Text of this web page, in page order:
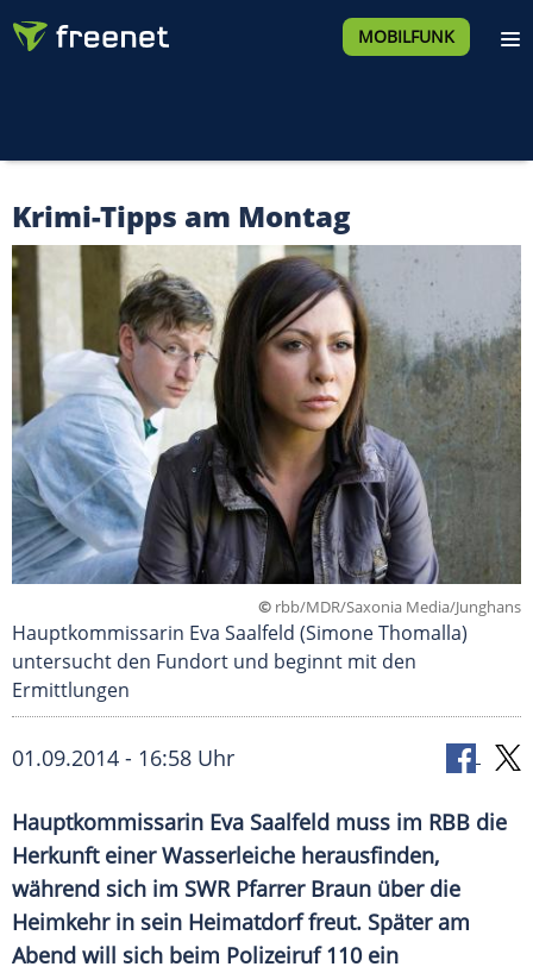
MOBILFUNK
Krimi-Tipps am Montag
© rbb/MDR/Saxonia Media/Junghans
Hauptkommissarin Eva Saalfeld (Simone Thomalla)
untersucht den Fundort und beginnt mit den
Ermittlungen
01.09.2014 - 16:58 Uhr
Hauptkommissarin Eva Saalfeld muss im RBB die
Herkunft einer Wasserleiche herausfinden,
während sich im SWR Pfarrer Braun über die
Heimkehr in sein Heimatdorf freut. Später am
Abend will sich beim Polizeiruf 110 ein